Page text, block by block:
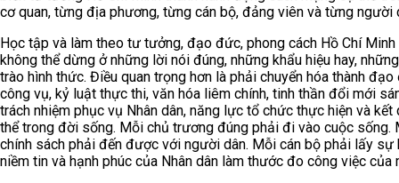
cơ quan, từng địa phương, từng cán bộ, đảng viên và từng người
Học tập và làm theo tư tưởng, đạo đức, phong cách Hồ Chí Minh
không thể dừng ở những lời nói đúng, những khẩu hiệu hay,
trào hình thức. Điều quan trọng hơn là phải chuyển hóa thành
công vụ, kỷ luật thực thi, văn hóa liêm chính, tinh thần đổi mới
trách nhiệm phục vụ Nhân dân, năng lực tổ chức thực hiện và kết
thể trong đời sống. Mỗi chủ trương đúng phải đi vào cuộc sống.
chính sách phải đến được với người dân. Mỗi cán bộ phải lấy sự
niềm tin và hạnh phúc của Nhân dân làm thước đo công việc của